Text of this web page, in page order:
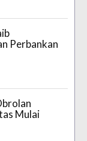
Perbankan
Mulai